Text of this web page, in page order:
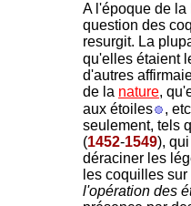
A l'époque de
question des
resurgit. La
qu'elles étaient
d'autres
de la nature,
aux étoiles
,
seulement, tels
(1452-1549),
déraciner les
les coquilles
l'opération des